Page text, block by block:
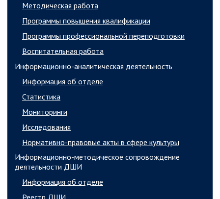
Методическая работа
Программы повышения квалификации
Программы профессиональной переподготовки
Воспитательная работа
Информационно-аналитическая деятельность
Информация об отделе
Статистика
Мониторинги
Исследования
Нормативно-правовые акты в сфере культуры
Информационно-методическое сопровождение
деятельности ДШИ
Информация об отделе